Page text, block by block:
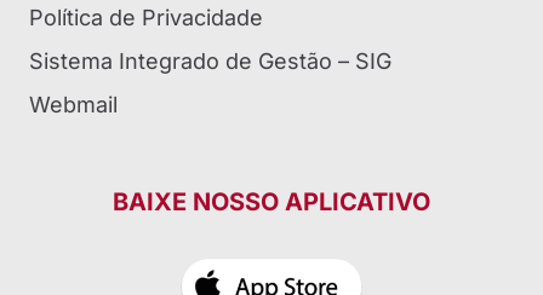
Política de Privacidade
Sistema Integrado de Gestão – SIG
Webmail
BAIXE NOSSO APLICATIVO